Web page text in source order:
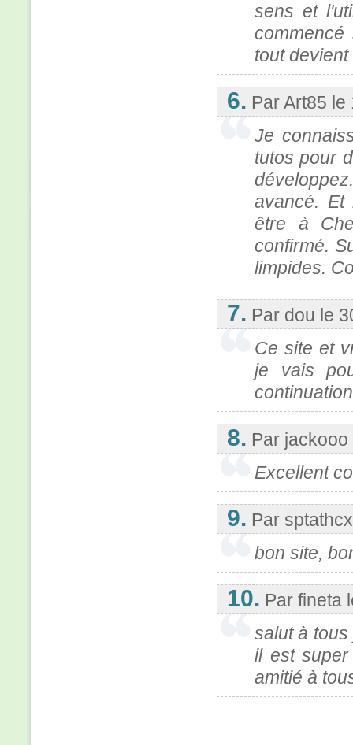
sens et
tout
6. Par Art85 le
Je
tutos pour
avancé. Et
être à
confirmé.
limpides.
7. Par dou le
Ce site et
je vais
8. Par jackooo
Excellent
9. Par sptathcx
bon site,
10. Par fineta
salut à
il est
amitié à